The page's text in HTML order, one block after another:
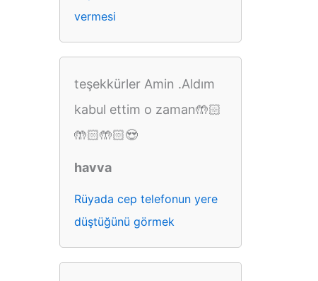
vermesi
teşekkürler Amin .Aldım
kabul ettim o zaman🤲🏻
🤲🏻🤲🏻😍
havva
Rüyada cep telefonun yere
düştüğünü görmek